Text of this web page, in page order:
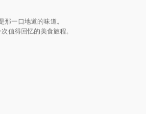
那一口地道的味道。
值得回忆的美食旅程。